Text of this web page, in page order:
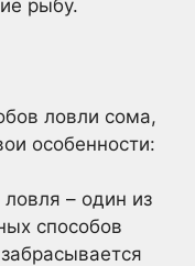
рыбу.
ловли сома,
особенности:
– один из
способов